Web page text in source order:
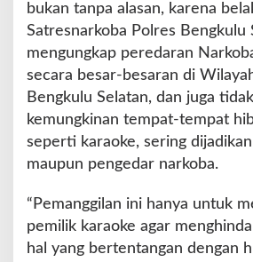
bukan tanpa alasan, karena
Satresnarkoba Polres Bengkulu
mengungkap peredaran
secara besar-besaran di
Bengkulu Selatan, dan juga
kemungkinan tempat-tempat
seperti karaoke, sering
maupun pengedar narkoba.
“Pemanggilan ini hanya untuk
pemilik karaoke agar
hal yang bertentangan dengan